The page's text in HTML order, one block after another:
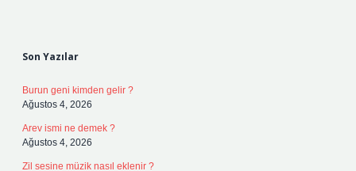
Son Yazılar
Burun geni kimden gelir ?
Ağustos 4, 2026
Arev ismi ne demek ?
Ağustos 4, 2026
Zil sesine müzik nasıl eklenir ?